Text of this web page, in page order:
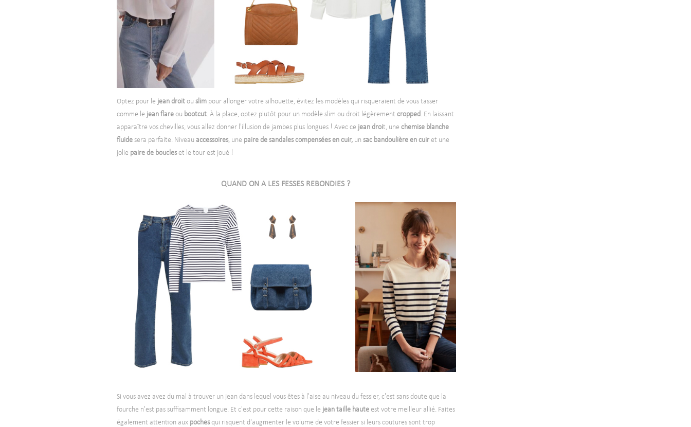
Optez pour le jean droit ou slim pour allonger votre silhouette, évitez les modèles qui risqueraient de vous tasser
comme le jean flare ou bootcut. À la place, optez plutôt pour un modèle slim ou droit légèrement cropped. En laissant
apparaître vos chevilles, vous allez donner l'illusion de jambes plus longues ! Avec ce jean droit, une chemise blanche
fluide sera parfaite. Niveau accessoires, une paire de sandales compensées en cuir, un sac bandoulière en cuir et une
jolie paire de boucleset le tour est joué !
QUAND ON A LES FESSES REBONDIES ?
Si vous avez avez du mal à trouver un jean dans lequel vous êtes à l'aise au niveau du fessier, c'est sans doute que la
fourche n'est pas suffisamment longue. Et c'est pour cette raison que le jean taille haute est votre meilleur allié. Faites
également attention aux pochesqui risquent d'augmenter le volume de votre fessier si leurs coutures sont trop